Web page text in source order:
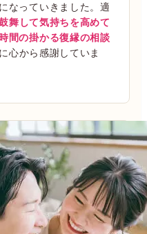
なっていきました。適
舞して気持ちを高めて
間の掛かる復縁の相談
心から感謝していま